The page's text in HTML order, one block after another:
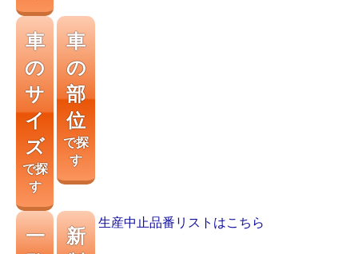
車
の
サ
イ
ズ
で探
す
車
の
部
位
で探
す
一
新
生産中止品番リストはこちら